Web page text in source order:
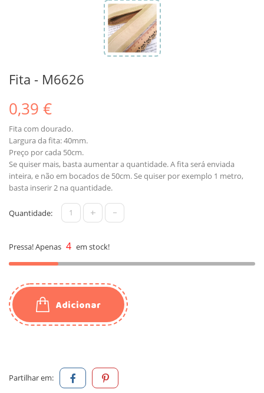
Fita - M6626
0,39 €
Fita com dourado.
Largura da fita: 40mm.
Preço por cada 50cm.
Se quiser mais, basta aumentar a quantidade. A fita será enviada
inteira, e não em bocados de 50cm. Se quiser por exemplo 1 metro,
basta inserir 2 na quantidade.
Quantidade: + -
Pressa! Apenas 4 em stock!
Adicionar
Partilhar em: